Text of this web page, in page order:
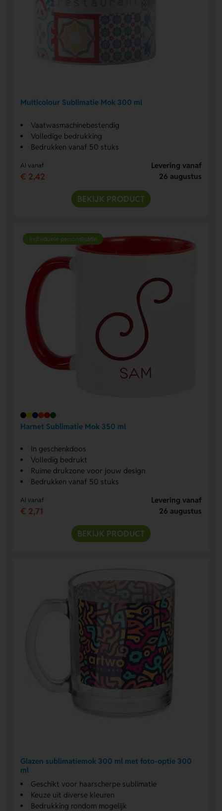
Multicolour Sublimatie Mok 300 ml
Vaatwasmachinebestendig
Volledige bedrukking
Bedrukken vanaf 50 stuks
Al vanaf
€ 2,42
Levering vanaf
26 augustus
BEKIJK PRODUCT
Individuele personalisatie
Harnet Sublimatie Mok 350 ml
In geschenkdoos
Volledig bedrukt
Ruime drukzone voor jouw design
Bedrukken vanaf 50 stuks
Al vanaf
€ 2,71
Levering vanaf
26 augustus
BEKIJK PRODUCT
Glazen sublimatiemok 300 ml met foto-optie 300
ml
Geschikt voor haarscherpe sublimatie
Keuze uit diverse kleuren
Bedrukking rondom mogelijk